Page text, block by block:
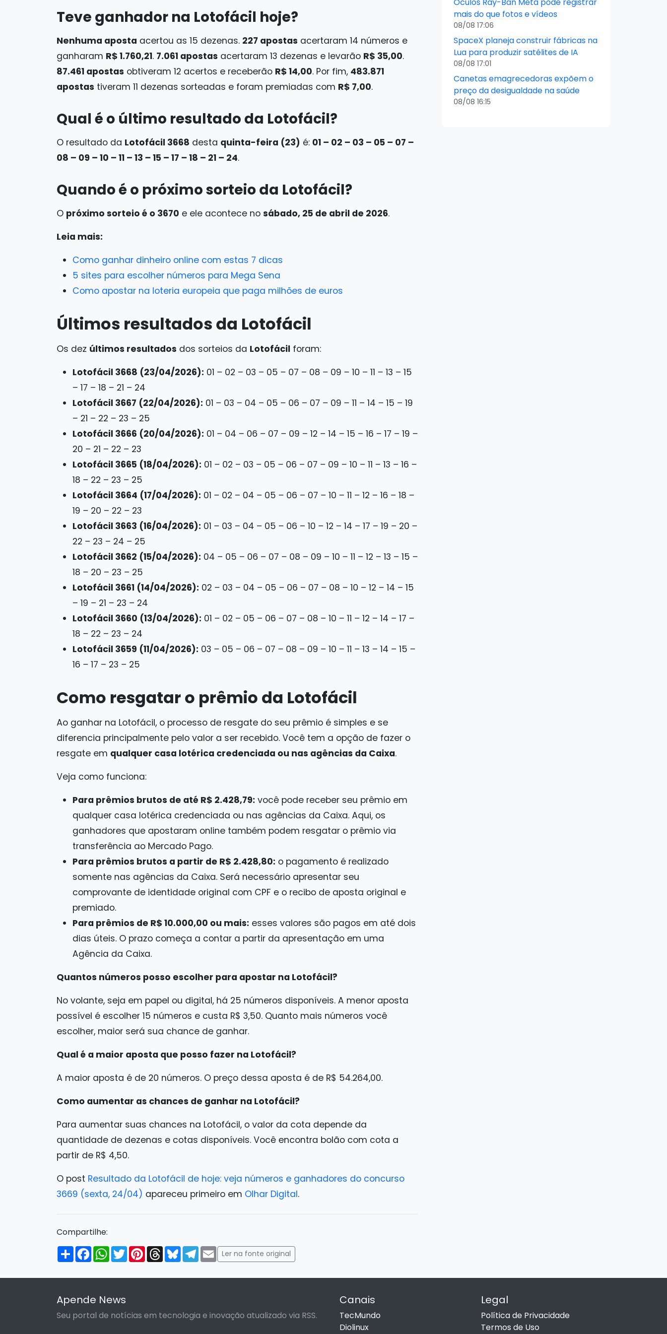
Teve ganhador na Lotofácil hoje?
Nenhuma aposta acertou as 15 dezenas. 227 apostas acertaram 14 números e
ganharam R$ 1.760,21. 7.061 apostas acertaram 13 dezenas e levarão R$ 35,00.
87.461 apostas obtiveram 12 acertos e receberão R$ 14,00. Por fim, 483.871
apostas tiveram 11 dezenas sorteadas e foram premiadas com R$ 7,00.
Qual é o último resultado da Lotofácil?
O resultado da Lotofácil 3668 desta quinta-feira (23) é: 01 – 02 – 03 – 05 – 07 –
08 – 09 – 10 – 11 – 13 – 15 – 17 – 18 – 21 – 24.
Quando é o próximo sorteio da Lotofácil?
O próximo sorteio é o 3670 e ele acontece no sábado, 25 de abril de 2026.
Leia mais:
Como ganhar dinheiro online com estas 7 dicas
5 sites para escolher números para Mega Sena
Como apostar na loteria europeia que paga milhões de euros
Últimos resultados da Lotofácil
Os dez últimos resultados dos sorteios da Lotofácil foram:
Lotofácil 3668 (23/04/2026): 01 – 02 – 03 – 05 – 07 – 08 – 09 – 10 – 11 – 13 – 15
– 17 – 18 – 21 – 24
Lotofácil 3667 (22/04/2026): 01 – 03 – 04 – 05 – 06 – 07 – 09 – 11 – 14 – 15 – 19
– 21 – 22 – 23 – 25
Lotofácil 3666 (20/04/2026): 01 – 04 – 06 – 07 – 09 – 12 – 14 – 15 – 16 – 17 – 19 –
20 – 21 – 22 – 23
Lotofácil 3665 (18/04/2026): 01 – 02 – 03 – 05 – 06 – 07 – 09 – 10 – 11 – 13 – 16 –
18 – 22 – 23 – 25
Lotofácil 3664 (17/04/2026): 01 – 02 – 04 – 05 – 06 – 07 – 10 – 11 – 12 – 16 – 18 –
19 – 20 – 22 – 23
Lotofácil 3663 (16/04/2026): 01 – 03 – 04 – 05 – 06 – 10 – 12 – 14 – 17 – 19 – 20 –
22 – 23 – 24 – 25
Lotofácil 3662 (15/04/2026): 04 – 05 – 06 – 07 – 08 – 09 – 10 – 11 – 12 – 13 – 15 –
18 – 20 – 23 – 25
Lotofácil 3661 (14/04/2026): 02 – 03 – 04 – 05 – 06 – 07 – 08 – 10 – 12 – 14 – 15
– 19 – 21 – 23 – 24
Lotofácil 3660 (13/04/2026): 01 – 02 – 05 – 06 – 07 – 08 – 10 – 11 – 12 – 14 – 17 –
18 – 22 – 23 – 24
Lotofácil 3659 (11/04/2026): 03 – 05 – 06 – 07 – 08 – 09 – 10 – 11 – 13 – 14 – 15 –
16 – 17 – 23 – 25
Como resgatar o prêmio da Lotofácil
Ao ganhar na Lotofácil, o processo de resgate do seu prêmio é simples e se
diferencia principalmente pelo valor a ser recebido. Você tem a opção de fazer o
resgate em qualquer casa lotérica credenciada ou nas agências da Caixa.
Veja como funciona:
Para prêmios brutos de até R$ 2.428,79: você pode receber seu prêmio em
qualquer casa lotérica credenciada ou nas agências da Caixa. Aqui, os
ganhadores que apostaram online também podem resgatar o prêmio via
transferência ao Mercado Pago.
Para prêmios brutos a partir de R$ 2.428,80: o pagamento é realizado
somente nas agências da Caixa. Será necessário apresentar seu
comprovante de identidade original com CPF e o recibo de aposta original e
premiado.
Para prêmios de R$ 10.000,00 ou mais: esses valores são pagos em até dois
dias úteis. O prazo começa a contar a partir da apresentação em uma
Agência da Caixa.
Quantos números posso escolher para apostar na Lotofácil?
No volante, seja em papel ou digital, há 25 números disponíveis. A menor aposta
possível é escolher 15 números e custa R$ 3,50. Quanto mais números você
escolher, maior será sua chance de ganhar.
Qual é a maior aposta que posso fazer na Lotofácil?
A maior aposta é de 20 números. O preço dessa aposta é de R$ 54.264,00.
Como aumentar as chances de ganhar na Lotofácil?
Para aumentar suas chances na Lotofácil, o valor da cota depende da
quantidade de dezenas e cotas disponíveis. Você encontra bolão com cota a
partir de R$ 4,50.
O post Resultado da Lotofácil de hoje: veja números e ganhadores do concurso
3669 (sexta, 24/04) apareceu primeiro em Olhar Digital.
Compartilhe:
Compartilhar
FacebookWhatsApp
TwitterPinterestThreadsBlueskyTelegram
Email
Ler na fonte original
mais do que fotos e vídeos
08/08 17:06
SpaceX planeja construir fábricas na
Lua para produzir satélites de IA
08/08 17:01
Canetas emagrecedoras expõem o
preço da desigualdade na saúde
08/08 16:15
Apende News
Seu portal de notícias em tecnologia e inovação atualizado via RSS.
Canais
TecMundo
Diolinux
Legal
Política de Privacidade
Termos de Uso